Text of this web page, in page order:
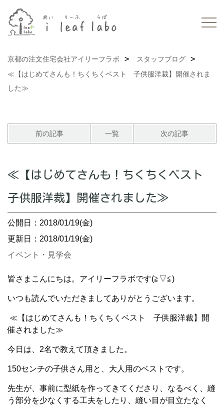
京都の注文住宅会社アイリーフラボ
スタッフブログ
≪【はじめてさんも！ちくちくベスト 子供服洋裁】開催されま
した≫
前の記事 一覧 次の記事
≪【はじめてさんも！ちくちくベスト
子供服洋裁】開催されました≫
公開日：2018/01/19(金)
更新日：2018/01/19(金)
イベント・見学会
皆さまこんにちは。アイリーフラボです(≧▽≦)
いつも読んでいただきましてありがとうございます。
≪【はじめてさんも！ちくちくベスト 子供服洋裁】開
催されました≫
今日は、2名で教えて頂きました。
150センチの子供さん用と、大人用のベストです。
先生が、事前に型紙を作ってきてくださり、なるべく、縫
う部分を少なくする工夫をしたり、縫い目が目立たなく